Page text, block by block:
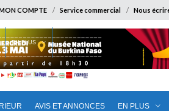
COMPTE Service commercial Nous
AVIS ET ANNONCES EN PLUS
EN PLUS